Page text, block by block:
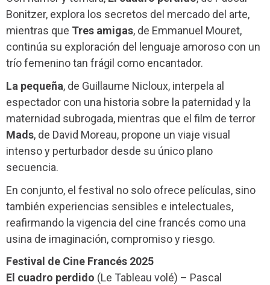
Bonitzer, explora los secretos del mercado del arte,
mientras que Tres amigas, de Emmanuel Mouret,
continúa su exploración del lenguaje amoroso con un
trío femenino tan frágil como encantador.
La pequeña, de Guillaume Nicloux, interpela al
espectador con una historia sobre la paternidad y la
maternidad subrogada, mientras que el film de terror
Mads, de David Moreau, propone un viaje visual
intenso y perturbador desde su único plano
secuencia.
En conjunto, el festival no solo ofrece películas, sino
también experiencias sensibles e intelectuales,
reafirmando la vigencia del cine francés como una
usina de imaginación, compromiso y riesgo.
Festival de Cine Francés 2025
El cuadro perdido (Le Tableau volé) – Pascal